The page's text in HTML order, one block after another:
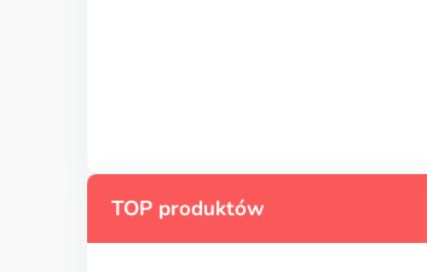
TOP produktów